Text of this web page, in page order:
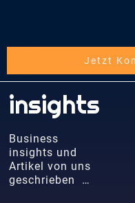
Jetzt
insights
Business
insights und
Artikel von uns
geschrieben …